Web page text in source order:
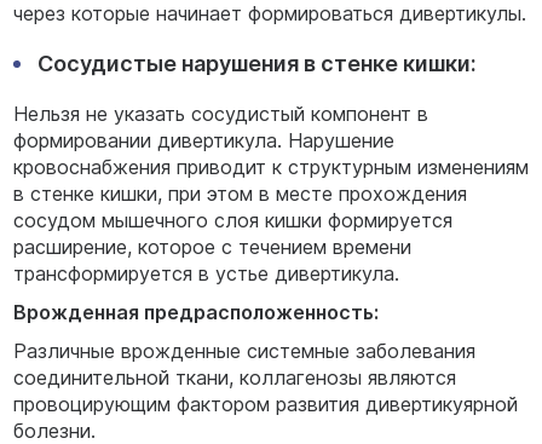
через которые начинает формироваться дивертикулы.
Сосудистые нарушения в стенке кишки:
Нельзя не указать сосудистый компонент в
формировании дивертикула. Нарушение
кровоснабжения приводит к структурным изменениям
в стенке кишки, при этом в месте прохождения
сосудом мышечного слоя кишки формируется
расширение, которое с течением времени
трансформируется в устье дивертикула.
Врожденная предрасположенность:
Различные врожденные системные заболевания
соединительной ткани, коллагенозы являются
провоцирующим фактором развития дивертикуярной
болезни.